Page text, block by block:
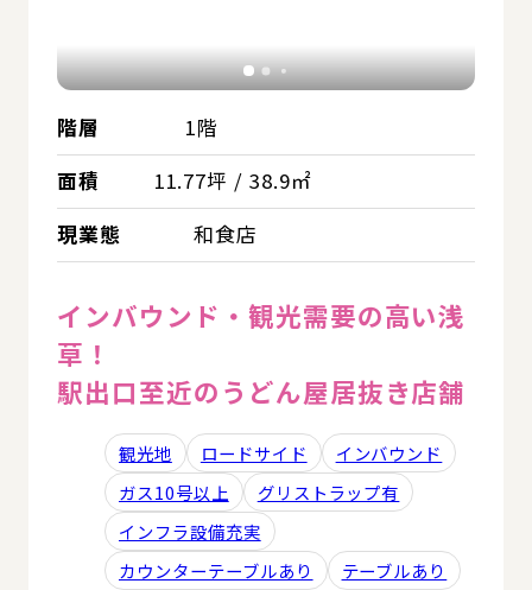
階層
1階
面積
11.77坪 / 38.9㎡
現業態
和食店
インバウンド・観光需要の高い浅
草！
駅出口至近のうどん屋居抜き店舗
観光地 ロードサイド
インバウンド
ガス10号以上
グリストラップ有
インフラ設備充実
カウンターテーブルあり
テーブルあり